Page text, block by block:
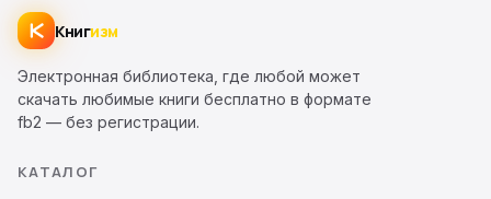
Книгизм
Электронная библиотека, где любой может
скачать любимые книги бесплатно в формате
fb2 — без регистрации.
КАТАЛОГ